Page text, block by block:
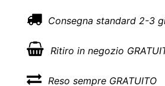
Consegna standard 2-3
Ritiro in negozio
Reso sempre GRATUITO